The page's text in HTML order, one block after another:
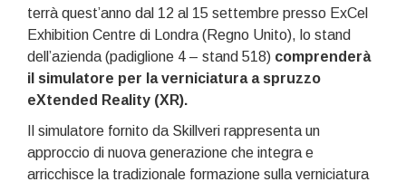
terrà quest’anno dal 12 al 15 settembre presso ExCel
Exhibition Centre di Londra (Regno Unito), lo stand
dell’azienda (padiglione 4 – stand 518) comprenderà
il simulatore per la verniciatura a spruzzo
eXtended Reality (XR).
Il simulatore fornito da Skillveri rappresenta un
approccio di nuova generazione che integra e
arricchisce la tradizionale formazione sulla verniciatura